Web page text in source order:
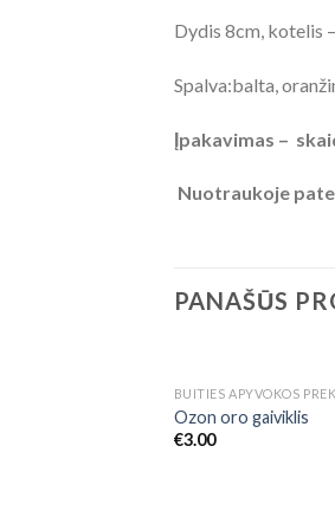
Dydis 8cm, kotelis
Spalva:balta,
Įpakavimas –
Nuotraukoje
PANAŠŪS
BUITIES APYVOKOS
Ozon oro gaiviklis
€3.00